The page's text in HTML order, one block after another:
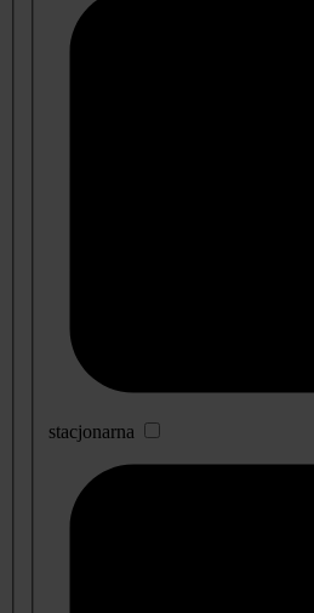
stacjonarna